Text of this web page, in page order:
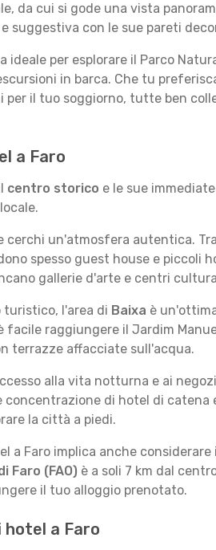
da cui si gode una vista
suggestiva con le sue pareti
per esplorare il Parco
in barca. Che tu
per il tuo soggiorno, tutte ben
a Faro
centro storico e le sue
cerchi un'atmosfera autentica.
spesso guest house e piccoli
gallerie d'arte e centri
turistico, l'area di Baixa è
facile raggiungere il Jardim
terrazze affacciate sull'acqua.
alla vita notturna e ai
concentrazione di hotel di
la città a piedi.
a Faro implica anche
Faro (FAO) è a soli 7 km dal
il tuo alloggio prenotato.
a Faro